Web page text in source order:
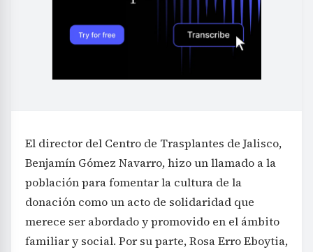
El director del Centro de Trasplantes de Jalisco,
Benjamín Gómez Navarro, hizo un llamado a la
población para fomentar la cultura de la
donación como un acto de solidaridad que
merece ser abordado y promovido en el ámbito
familiar y social. Por su parte, Rosa Erro Eboytia,